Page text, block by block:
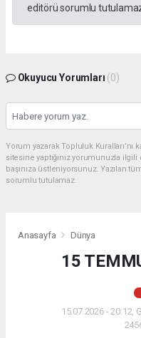
editörü sorumlu
Okuyucu Yorumları (0)
Yorum yazarak Topluluk
sitesine yaptığınız yorumunuzla
başınıza üstleniyorsunuz. Yazılan
sorumlu tutulamaz.
Anasayfa Dünya
15
15.07.2026 - 20:12,